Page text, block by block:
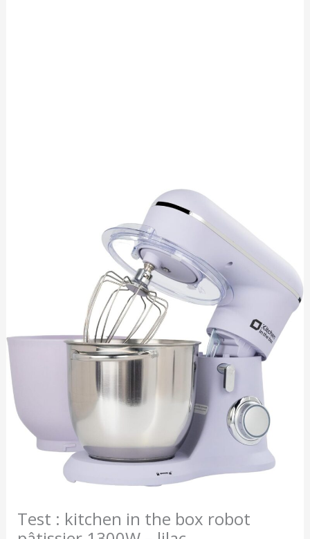
Test : kitchen in the box robot